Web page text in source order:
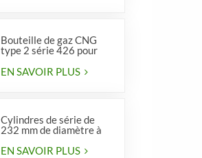
Bouteille de gaz CNG
type 2 série 426 pour
véhicules
EN SAVOIR PLUS
Cylindres de série de
232 mm de diamètre à
EN SAVOIR PLUS